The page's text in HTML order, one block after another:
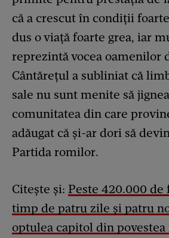
că a crescut în condiții
dus o viață foarte grea, iar
reprezintă vocea oamenilor
Cântărețul a subliniat că
sale nu sunt menite să
comunitatea din care
adăugat că și-ar dori să
Partida romilor.
Citește și: Peste 420.000 de
timp de patru zile și patru
optulea capitol din povestea